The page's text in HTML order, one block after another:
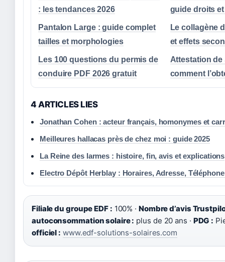
: les tendances 2026
guide droits
Pantalon Large : guide complet
tailles et morphologies
Le collagène
et effets
Les 100 questions du permis de
conduire PDF 2026 gratuit
Attestation de
comment
4 ARTICLES LIES
Jonathan Cohen : acteur français, homonymes et
Meilleures hallacas près de chez moi : guide 2025
La Reine des larmes : histoire, fin, avis et explications
Electro Dépôt Herblay : Horaires, Adresse,
Filiale du groupe EDF : 100% · Nombre d’avis
autoconsommation solaire : plus de 20 ans · PDG :
officiel : www.edf-solutions-solaires.com